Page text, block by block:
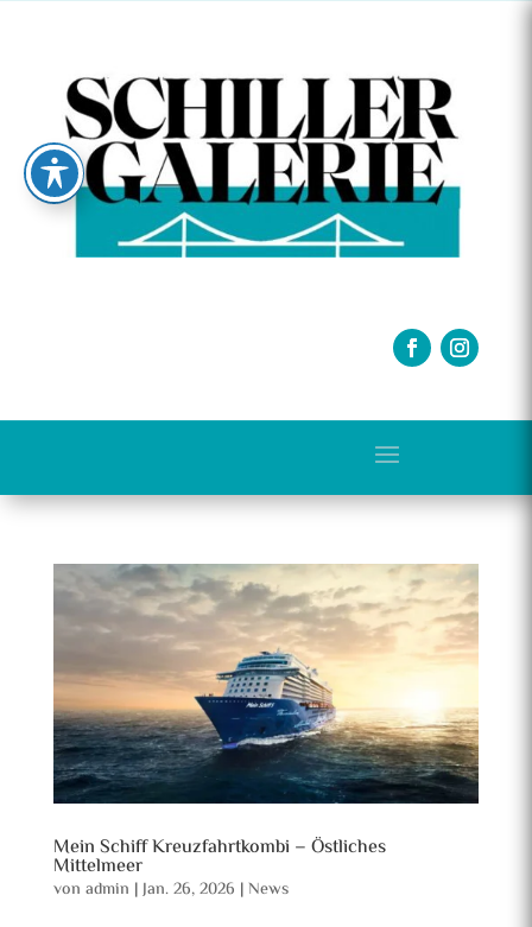
Mein Schiff Kreuzfahrtkombi – Östliches
Mittelmeer
von admin |Jan. 26, 2026 |News